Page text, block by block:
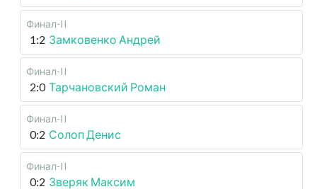
Финал-II
1:2 Замковенко Андрей
Финал-II
2:0 Тарчановский Роман
Финал-II
0:2 Солоп Денис
Финал-II
0:2 Зверяк Максим